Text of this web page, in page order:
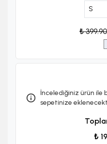
₺ 399.90
İncelediğiniz ürün ile
sepetinize
₺